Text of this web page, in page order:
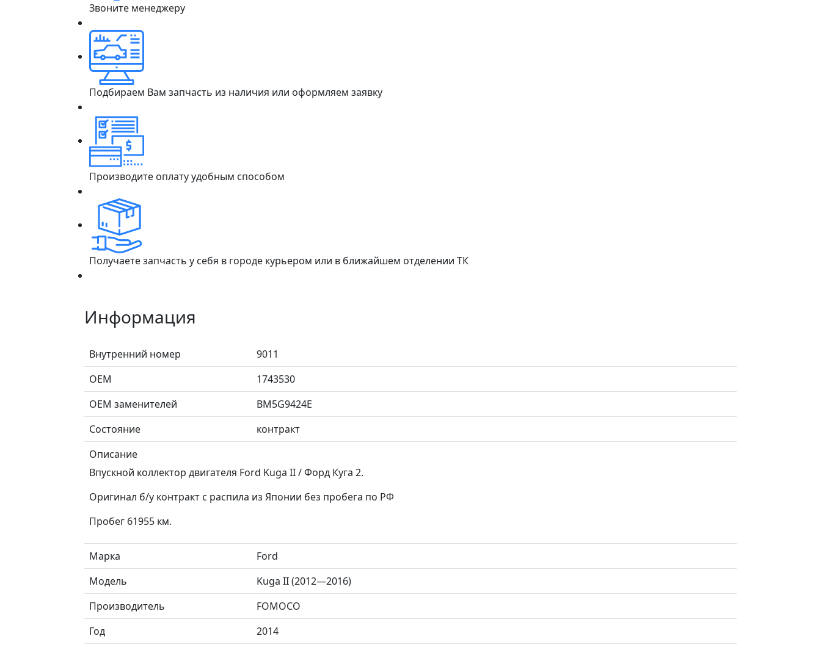
Звоните менеджеру
Подбираем Вам запчасть из наличия или оформляем заявку
Производите оплату удобным способом
Получаете запчасть у себя в городе курьером или в ближайшем отделении ТК
Информация
Внутренний номер
9011
ОЕМ
1743530
ОЕМ заменителей
BM5G9424E
Состояние
контракт
Описание
Впускной коллектор двигателя Ford Kuga II / Форд Куга 2.
Оригинал б/у контракт с распила из Японии без пробега по РФ
Пробег 61955 км.
Марка
Ford
Модель
Kuga II (2012—2016)
Производитель
FOMOCO
Год
2014